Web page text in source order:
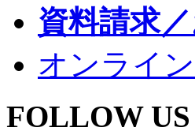
資料請求／
オンライ
FOLLOW